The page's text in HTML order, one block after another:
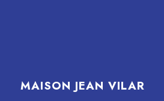
MAISON JEAN VILAR